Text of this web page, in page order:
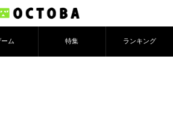
ーム 特集 ランキング